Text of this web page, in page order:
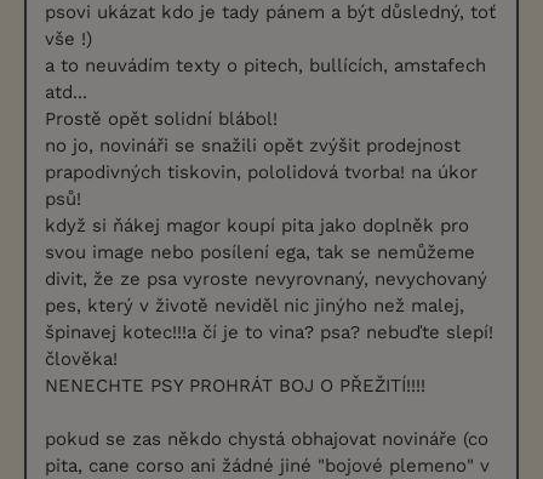
psovi ukázat kdo je tady pánem a být důsledný, toť
vše !)
a to neuvádím texty o pitech, bullících, amstafech
atd...
Prostě opět solidní blábol!
no jo, novináři se snažili opět zvýšit prodejnost
prapodivných tiskovin, pololidová tvorba! na úkor
psů!
když si ňákej magor koupí pita jako doplněk pro
svou image nebo posílení ega, tak se nemůžeme
divit, že ze psa vyroste nevyrovnaný, nevychovaný
pes, který v životě neviděl nic jinýho než malej,
špinavej kotec!!!a čí je to vina? psa? nebuďte slepí!
člověka!
NENECHTE PSY PROHRÁT BOJ O PŘEŽITÍ!!!!
pokud se zas někdo chystá obhajovat novináře (co
pita, cane corso ani žádné jiné "bojové plemeno" v